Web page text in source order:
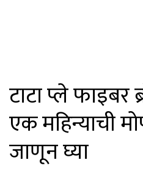
टाटा प्ले फाइबर
एक महिन्याची
जाणून घ्या